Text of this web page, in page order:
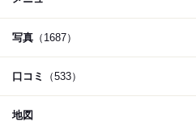
写真 （1687）
口コミ （533）
地図